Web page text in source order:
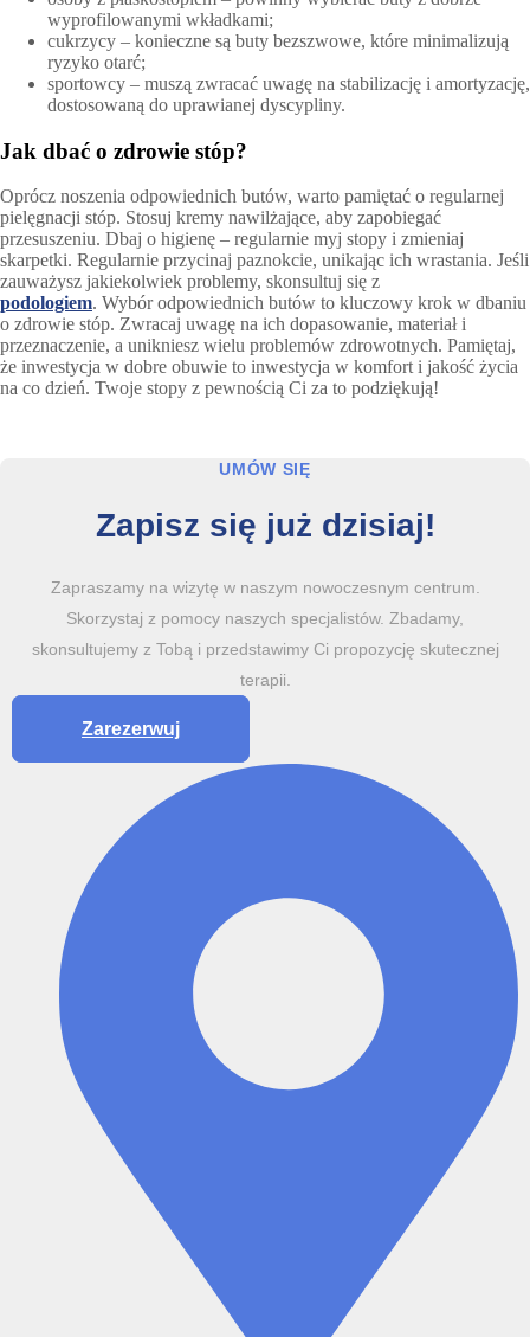
wyprofilowanymi wkładkami;
cukrzycy – konieczne są buty bezszwowe, które minimalizują
ryzyko otarć;
sportowcy – muszą zwracać uwagę na stabilizację i amortyzację,
dostosowaną do uprawianej dyscypliny.
Jak dbać o zdrowie stóp?
Oprócz noszenia odpowiednich butów, warto pamiętać o regularnej
pielęgnacji stóp. Stosuj kremy nawilżające, aby zapobiegać
przesuszeniu. Dbaj o higienę – regularnie myj stopy i zmieniaj
skarpetki. Regularnie przycinaj paznokcie, unikając ich wrastania. Jeśli
zauważysz jakiekolwiek problemy, skonsultuj się z
podologiem. Wybór odpowiednich butów to kluczowy krok w dbaniu
o zdrowie stóp. Zwracaj uwagę na ich dopasowanie, materiał i
przeznaczenie, a unikniesz wielu problemów zdrowotnych. Pamiętaj,
że inwestycja w dobre obuwie to inwestycja w komfort i jakość życia
na co dzień. Twoje stopy z pewnością Ci za to podziękują!
UMÓW SIĘ
Zapisz się już dzisiaj!
Zapraszamy na wizytę w naszym nowoczesnym centrum.
Skorzystaj z pomocy naszych specjalistów. Zbadamy,
skonsultujemy z Tobą i przedstawimy Ci propozycję skutecznej
terapii.
Zarezerwuj